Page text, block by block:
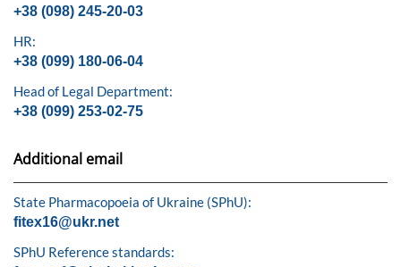
+38 (098) 245-20-03
HR:
+38 (099) 180-06-04
Head of Legal Department:
+38 (099) 253-02-75
Additional email
State Pharmacopoeia of Ukraine (SPhU):
fitex16@ukr.net
SPhU Reference standards: